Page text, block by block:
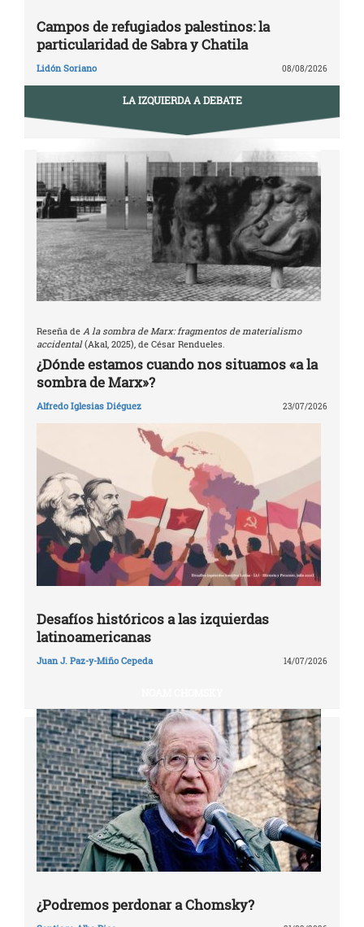
Campos de refugiados palestinos: la
particularidad de Sabra y Chatila
Lidón Soriano 08/08/2026
LA IZQUIERDA A DEBATE
Reseña de A la sombra de Marx: fragmentos de materialismo
accidental(Akal, 2025), de César Rendueles.
¿Dónde estamos cuando nos situamos «a la
sombra de Marx»?
Alfredo Iglesias Diéguez 23/07/2026
Desafíos históricos a las izquierdas
latinoamericanas
Juan J. Paz-y-Miño Cepeda 14/07/2026
¿Podremos perdonar a Chomsky?